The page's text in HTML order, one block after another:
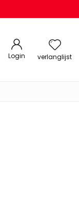
Login verlanglijst